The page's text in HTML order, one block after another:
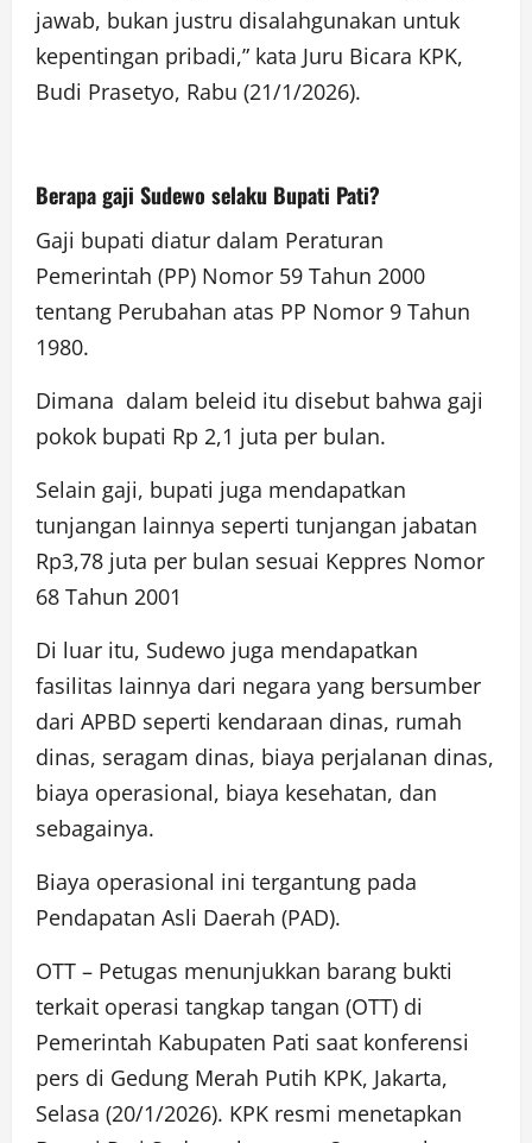
jawab, bukan justru disalahgunakan untuk
kepentingan pribadi,” kata Juru Bicara KPK,
Budi Prasetyo, Rabu (21/1/2026).
Berapa gaji Sudewo selaku Bupati Pati?
Gaji bupati diatur dalam Peraturan
Pemerintah (PP) Nomor 59 Tahun 2000
tentang Perubahan atas PP Nomor 9 Tahun
1980.
Dimana dalam beleid itu disebut bahwa gaji
pokok bupati Rp 2,1 juta per bulan.
Selain gaji, bupati juga mendapatkan
tunjangan lainnya seperti tunjangan jabatan
Rp3,78 juta per bulan sesuai Keppres Nomor
68 Tahun 2001
Di luar itu, Sudewo juga mendapatkan
fasilitas lainnya dari negara yang bersumber
dari APBD seperti kendaraan dinas, rumah
dinas, seragam dinas, biaya perjalanan dinas,
biaya operasional, biaya kesehatan, dan
sebagainya.
Biaya operasional ini tergantung pada
Pendapatan Asli Daerah (PAD).
OTT – Petugas menunjukkan barang bukti
terkait operasi tangkap tangan (OTT) di
Pemerintah Kabupaten Pati saat konferensi
pers di Gedung Merah Putih KPK, Jakarta,
Selasa (20/1/2026). KPK resmi menetapkan